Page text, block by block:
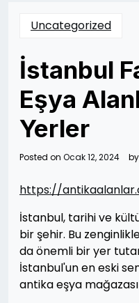
Uncategorized
İstanbul
Eşya
Yerler
Posted on Ocak 12, 2024 by
https://
İstanbul, tarihi ve
bir şehir. Bu
da önemli bir yer
İstanbul'un en eski
antika eşya